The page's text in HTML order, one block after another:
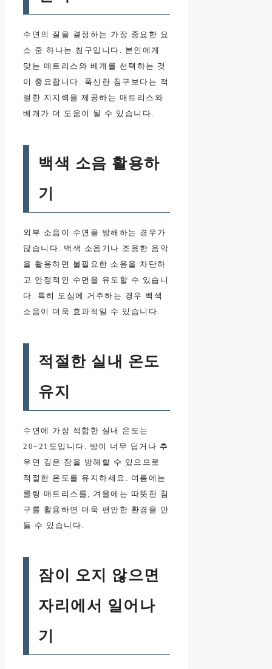
수면의 질을 결정하는 가장 중요한 요
소 중 하나는 침구입니다. 본인에게
맞는 매트리스와 베개를 선택하는 것
이 중요합니다. 푹신한 침구보다는 적
절한 지지력을 제공하는 매트리스와
베개가 더 도움이 될 수 있습니다.
백색 소음 활용하
기
외부 소음이 수면을 방해하는 경우가
많습니다. 백색 소음기나 조용한 음악
을 활용하면 불필요한 소음을 차단하
고 안정적인 수면을 유도할 수 있습니
다. 특히 도심에 거주하는 경우 백색
소음이 더욱 효과적일 수 있습니다.
적절한 실내 온도
유지
수면에 가장 적합한 실내 온도는
20~21도입니다. 방이 너무 덥거나 추
우면 깊은 잠을 방해할 수 있으므로
적절한 온도를 유지하세요. 여름에는
쿨링 매트리스를, 겨울에는 따뜻한 침
구를 활용하면 더욱 편안한 환경을 만
들 수 있습니다.
잠이 오지 않으면
자리에서 일어나
기